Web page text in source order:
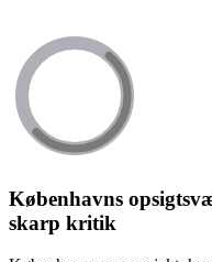
Københavns
skarp kritik